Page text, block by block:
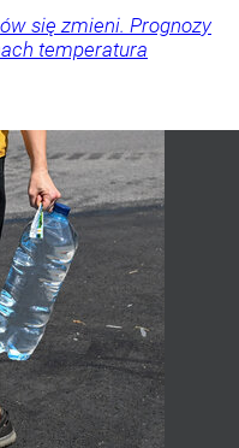
się zmieni. Prognozy
temperatura